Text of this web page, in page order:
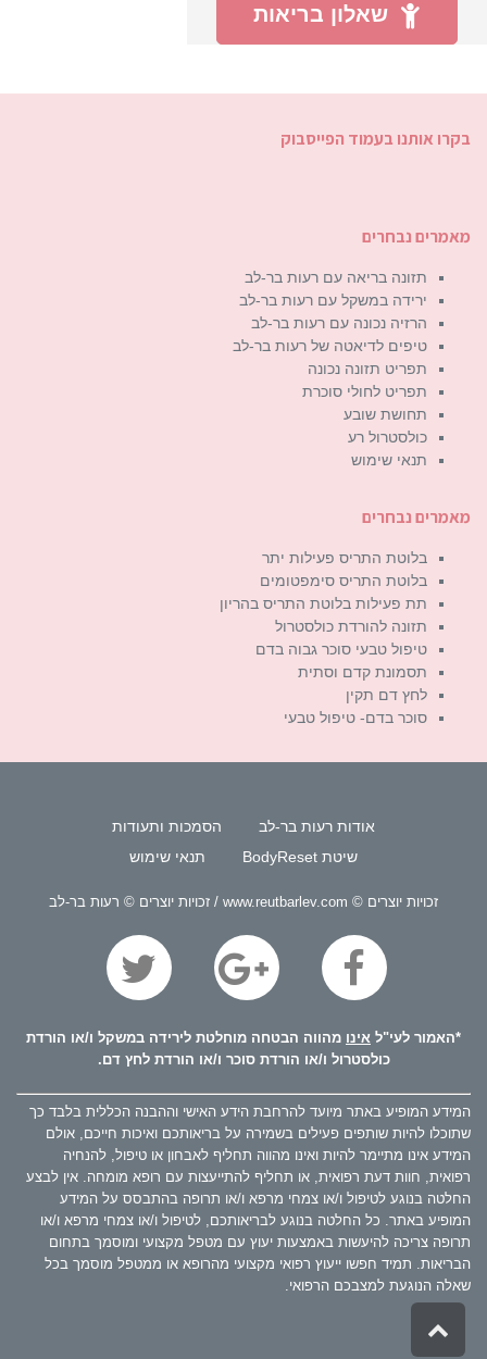
שאלון בריאות
בקרו אותנו בעמוד הפייסבוק
מאמרים נבחרים
תזונה בריאה עם רעות בר-לב
ירידה במשקל עם רעות בר-לב
הרזיה נכונה עם רעות בר-לב
טיפים לדיאטה של רעות בר-לב
תפריט תזונה נכונה
תפריט לחולי סוכרת
תחושת שובע
כולסטרול רע
תנאי שימוש
מאמרים נבחרים
בלוטת התריס פעילות יתר
בלוטת התריס סימפטומים
תת פעילות בלוטת התריס בהריון
תזונה להורדת כולסטרול
טיפול טבעי סוכר גבוה בדם
תסמונת קדם וסתית
לחץ דם תקין
סוכר בדם- טיפול טבעי
אודות רעות בר-לב
הסמכות ותעודות
שיטת BodyReset
תנאי שימוש
זכויות יוצרים © www.reutbarlev.com / זכויות יוצרים © רעות בר-לב
*האמור לעי"ל אינו מהווה הבטחה מוחלטת לירידה במשקל ו/או הורדת
כולסטרול ו/או הורדת סוכר ו/או הורדת לחץ דם.
המידע המופיע באתר מיועד להרחבת הידע האישי וההבנה הכללית בלבד כך
שתוכלו להיות שותפים פעילים בשמירה על בריאותכם ואיכות חייכם, אולם
המידע אינו מתיימר להיות ואינו מהווה תחליף לאבחון או טיפול, להנחיה
רפואית, חוות דעת רפואית, או תחליף להתייעצות עם רופא מומחה. אין לבצע
החלטה בנוגע לטיפול ו/או צמחי מרפא ו/או תרופה בהתבסס על המידע
המופיע באתר. כל החלטה בנוגע לבריאותכם, לטיפול ו/או צמחי מרפא ו/או
תרופה צריכה להיעשות באמצעות יעוץ עם מטפל מקצועי ומוסמך בתחום
הבריאות. תמיד חפשו ייעוץ רפואי מקצועי מהרופא או ממטפל מוסמך בכל
שאלה הנוגעת למצבכם הרפואי.
גלילה
לראש